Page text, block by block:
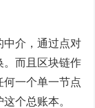
介，通过点对
。而且区块链作
何一个单一节点
个总账本。